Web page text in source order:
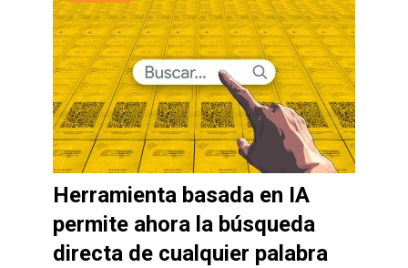
Herramienta basada en IA
permite ahora la búsqueda
directa de cualquier palabra